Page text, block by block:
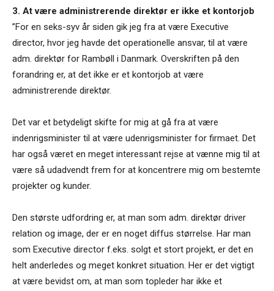
3. At være administrerende direktør er ikke et kontorjob
”For en seks-syv år siden gik jeg fra at være Executive
director, hvor jeg havde det operationelle ansvar, til at være
adm. direktør for Rambøll i Danmark. Overskriften på den
forandring er, at det ikke er et kontorjob at være
administrerende direktør.
Det var et betydeligt skifte for mig at gå fra at være
indenrigsminister til at være udenrigsminister for firmaet. Det
har også været en meget interessant rejse at vænne mig til at
være så udadvendt frem for at koncentrere mig om bestemte
projekter og kunder.
Den største udfordring er, at man som adm. direktør driver
relation og image, der er en noget diffus størrelse. Har man
som Executive director f.eks. solgt et stort projekt, er det en
helt anderledes og meget konkret situation. Her er det vigtigt
at være bevidst om, at man som topleder har ikke et